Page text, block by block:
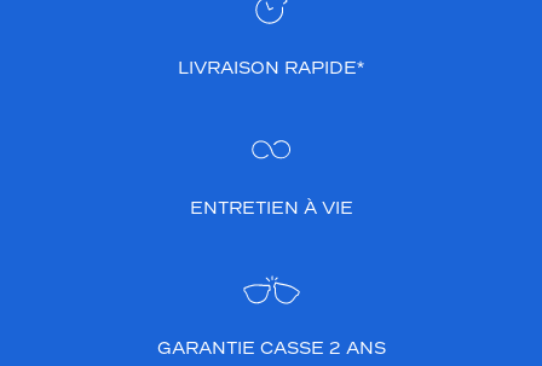
LIVRAISON RAPIDE*
ENTRETIEN À VIE
GARANTIE CASSE 2 ANS